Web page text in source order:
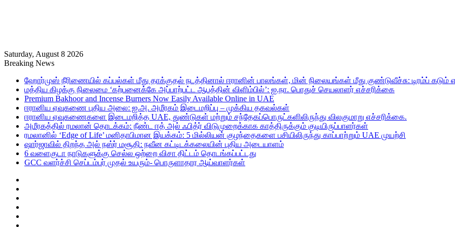
Saturday, August 8 2026
Breaking News
ஹோர்முஸ் நீரிணையில் கப்பல்கள் மீது தாக்குதல் நடத்தினால் ஈரானின் பாலங்கள், மின் நிலையங்கள் மீது குண்டுவீச்சு: டிரம்ப் கடும்
மத்திய கிழக்கு நிலைமை ‘கற்பனைக்கே அப்பாற்பட்ட ஆபத்தின் விளிம்பில்’: ஐ.நா. பொதுச் செயலாளர் எச்சரிக்கை
Premium Bakhoor and Incense Burners Now Easily Available Online in UAE
ஈரானிய ஏவுகணை புதிய அலை: ஐ.அ. அமீரகம் இடைமறிப்பு – முக்கிய தகவல்கள்
ஈரானிய ஏவுகணைகளை இடைமறித்த UAE, துண்டுகள் மற்றும் சந்தேகப்பொருட்களிலிருந்து விலகுமாறு எச்சரிக்கை.
அமீரகத்தில் ரமலான் தொடக்கம்: நீண்ட ஈத் அல் ஃபித்ர் விடுமுறைக்காக காத்திருக்கும் குடியிருப்பாளர்கள்
ரமலானில் ‘Edge of Life’ மனிதாபிமான இயக்கம்: 5 மில்லியன் குழந்தைகளை பசியிலிருந்து காப்பாற்றும் UAE முயற்சி
ஷார்ஜாவில் திறந்த அல் நஸ்ர் மசூதி: நவீன கட்டிடக்கலையின் புதிய அடையாளம்
6 வளைகுடா நாடுகளுக்கு செல்ல ஒற்றை விசா திட்டம் தொடங்கப்பட்டது
GCC வளர்ச்சி செப்டம்பர் முதல் உயரும்- பொருளாதார ஆய்வாளர்கள்